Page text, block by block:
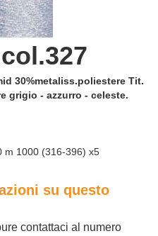
30%metaliss.poliestere Tit.
grigio - azzurro - celeste.
m 1000 (316-396) x5
su questo
contattaci al numero